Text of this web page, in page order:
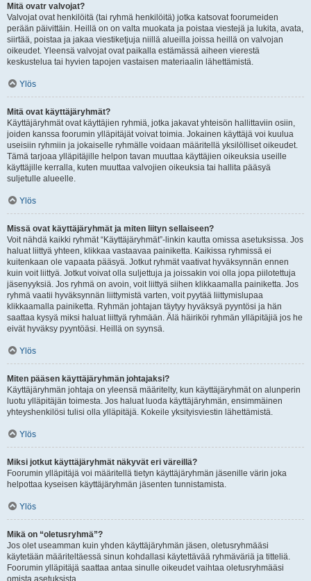
Mitä ovatr valvojat?
Valvojat ovat henkilöitä (tai ryhmä henkilöitä) jotka katsovat foorumeiden
perään päivittäin. Heillä on on valta muokata ja poistaa viestejä ja lukita, avata,
siirtää, poistaa ja jakaa viestiketjuja niillä alueilla joissa heillä on valvojan
oikeudet. Yleensä valvojat ovat paikalla estämässä aiheen vierestä
keskustelua tai hyvien tapojen vastaisen materiaalin lähettämistä.
Ylös
Mitä ovat käyttäjäryhmät?
Käyttäjäryhmät ovat käyttäjien ryhmiä, jotka jakavat yhteisön hallittaviin osiin,
joiden kanssa foorumin ylläpitäjät voivat toimia. Jokainen käyttäjä voi kuulua
useisiin ryhmiin ja jokaiselle ryhmälle voidaan määritellä yksilölliset oikeudet.
Tämä tarjoaa ylläpitäjille helpon tavan muuttaa käyttäjien oikeuksia useille
käyttäjille kerralla, kuten muuttaa valvojien oikeuksia tai hallita pääsyä
suljetulle alueelle.
Ylös
Missä ovat käyttäjäryhmät ja miten liityn sellaiseen?
Voit nähdä kaikki ryhmät “Käyttäjäryhmät”-linkin kautta omissa asetuksissa. Jos
haluat liittyä yhteen, klikkaa vastaavaa painiketta. Kaikissa ryhmissä ei
kuitenkaan ole vapaata pääsyä. Jotkut ryhmät vaativat hyväksynnän ennen
kuin voit liittyä. Jotkut voivat olla suljettuja ja joissakin voi olla jopa piilotettuja
jäsenyyksiä. Jos ryhmä on avoin, voit liittyä siihen klikkaamalla painiketta. Jos
ryhmä vaatii hyväksynnän liittymistä varten, voit pyytää liittymislupaa
klikkaamalla painiketta. Ryhmän johtajan täytyy hyväksyä pyyntösi ja hän
saattaa kysyä miksi haluat liittyä ryhmään. Älä häiriköi ryhmän ylläpitäjiä jos he
eivät hyväksy pyyntöäsi. Heillä on syynsä.
Ylös
Miten pääsen käyttäjäryhmän johtajaksi?
Käyttäjäryhmän johtaja on yleensä määritelty, kun käyttäjäryhmät on alunperin
luotu ylläpitäjän toimesta. Jos haluat luoda käyttäjäryhmän, ensimmäinen
yhteyshenkilösi tulisi olla ylläpitäjä. Kokeile yksityisviestin lähettämistä.
Ylös
Miksi jotkut käyttäjäryhmät näkyvät eri väreillä?
Foorumin ylläpitäjä voi määritellä tietyn käyttäjäryhmän jäsenille värin joka
helpottaa kyseisen käyttäjäryhmän jäsenten tunnistamista.
Ylös
Mikä on “oletusryhmä”?
Jos olet useamman kuin yhden käyttäjäryhmän jäsen, oletusryhmääsi
käytetään määriteltäessä sinun kohdallasi käytettävää ryhmäväriä ja titteliä.
Foorumin ylläpitäjä saattaa antaa sinulle oikeudet vaihtaa oletusryhmääsi
omista asetuksista.